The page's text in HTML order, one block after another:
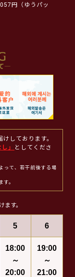
円（ゆうパッ
しております。
」
としてくださ
って、若干前後する場
。
ます。
5 6
18:00
～
20:00
19:00
～
21:00